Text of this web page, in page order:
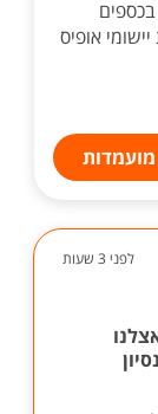
אופיס
לפני 3 שעות